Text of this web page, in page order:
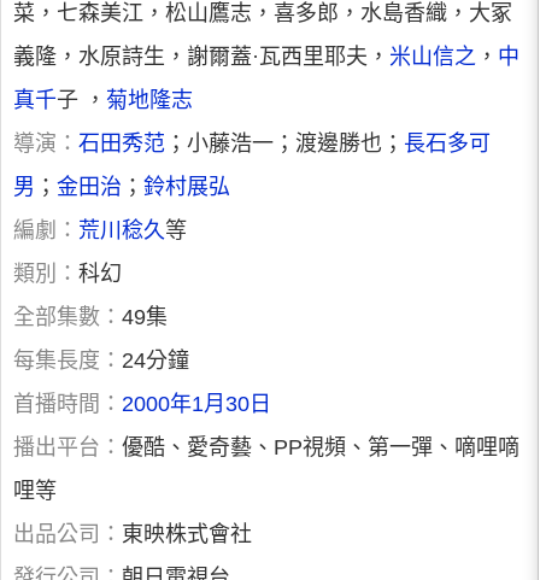
菜，七森美江，松山鷹志，喜多郎，水島香織，大冢
義隆，水原詩生，謝爾蓋·瓦西里耶夫， 米山信之 ， 中
真千子 ， 菊地隆志
導演： 石田秀范 ；小藤浩一；渡邊勝也； 長石多可
男 ； 金田治 ； 鈴村展弘
編劇： 荒川稔久等
類別： 科幻
全部集數： 49集
每集長度： 24分鐘
首播時間： 2000年1月30日
播出平台： 優酷、愛奇藝、PP視頻、第一彈、嘀哩嘀
哩等
出品公司： 東映株式會社